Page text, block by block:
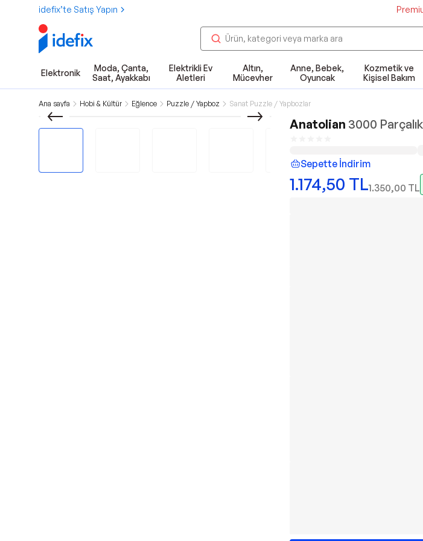
idefix’te Satış Yapın
Elektronik
Moda, Çanta,
Saat, Ayakkabı
Elektrikli Ev
Aletleri
Altın,
Mücevher
Anne, Bebek,
Oyuncak
Kozmetik ve
Kişisel Bakım
Ana sayfa Hobi & Kültür Eğlence Puzzle / Yapboz Sanat Puzzle / Yapbozlar
Anatolian 3000
Sepette İndirim
1.174,50 TL1.350,00 TL